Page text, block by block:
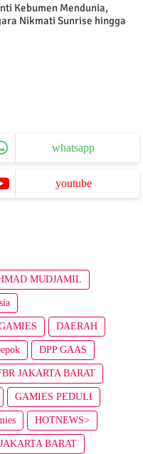
Kebumen Mendunia,
Nikmati Sunrise hingga
whatsapp
youtube
MUDJAMIL
DAERAH
DPP GAAS
JAKARTA BARAT
GAMIES PEDULI
HOTNEWS>
JAKARTA BARAT